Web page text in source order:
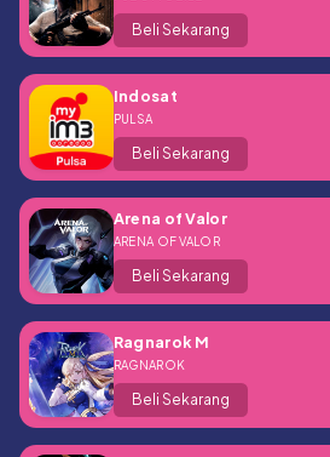
Beli Sekarang
Indosat
PULSA
Beli Sekarang
Arena of Valor
ARENA OF VALOR
Beli Sekarang
Ragnarok M
RAGNAROK
Beli Sekarang